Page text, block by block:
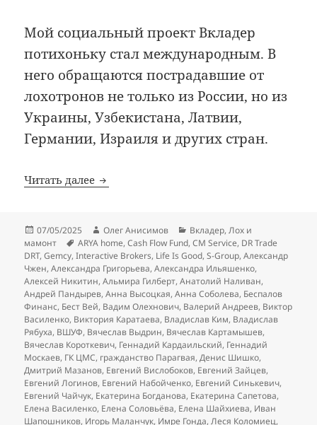
Мой социальный проект Вкладер
потихоньку стал международным. В
него обращаются пострадавшие от
лохотронов не только из России, но из
Украины, Узбекистана, Латвии,
Германии, Израиля и других стран.
Читать далее ЦБ и Набойченко душат жулика
Опубликовано
07/05/2025 Автор
Олег Анисимов Рубрики
Вкладер,Лох и
мамонт
Метки
ARYA home,Cash Flow Fund,CM Service, DR Trade
DRT,Gemcy,Interactive Brokers, Life Is Good,S-Group,Александр
Чжен,Александра Григорьева,Александра Ильяшенко,
Алексей Никитин,Альмира Гилберт,Анатолий Наливан,
Андрей Пандырев,Анна Высоцкая,Анна Соболева, Беспалов
Финанс, Бест Вей, Вадим Олехнович, Валерий Андреев, Виктор
Василенко, Виктория Каратаева, Владислав Ким, Владислав
Рябуха, ВШУФ, Вячеслав Выдрин, Вячеслав Картамышев,
Вячеслав Короткевич, Геннадий Кардаильский, Геннадий
Москаев, ГК ЦМС, гражданство Парагвая,Денис Шишко,
Дмитрий Мазанов, Евгений Вислобоков, Евгений Зайцев,
Евгений Логинов, Евгений Набойченко, Евгений Синькевич,
Евгений Чайчук, Екатерина Богданова, Екатерина Сапетова,
Елена Василенко, Елена Соловьёва, Елена Шайхиева, Иван
Шапошников, Игорь Маланчук, Имре Гонда,Леся Коломиец,